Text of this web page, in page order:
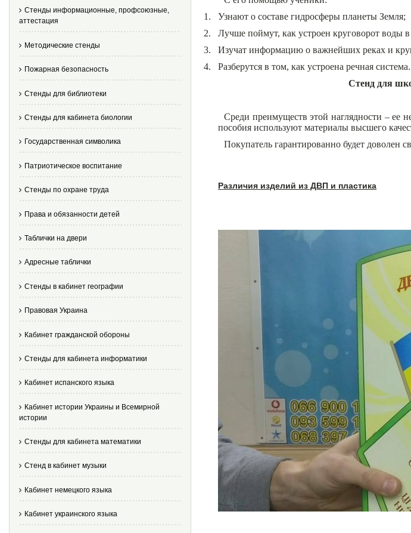
Стенды информационные, профсоюзные,
аттестация
Методические стенды
Пожарная безопасность
Стенды для библиотеки
Стенды для кабинета биологии
Государственная символика
Патриотическое воспитание
Стенды по охране труда
Права и обязанности детей
Таблички на двери
Адресные таблички
Стенды в кабинет географии
Правовая Украина
Кабинет гражданской обороны
Стенды для кабинета информатики
Кабинет испанского языка
Кабинет истории Украины и Всемирной
истории
Стенды для кабинета математики
Стенд в кабинет музыки
Кабинет немецкого языка
Кабинет украинского языка
1.
Узнают о составе гидросферы планеты Земля;
2.
Лучше поймут, как устроен круговорот воды
3.
Изучат информацию о важнейших реках и
4.
Разберутся в том, как устроена речная система.
Стенд для
Среди преимуществ этой наглядности – ее
пособия используют материалы высшего
Покупатель гарантированно будет доволен
Различия изделий из ДВП и пластика